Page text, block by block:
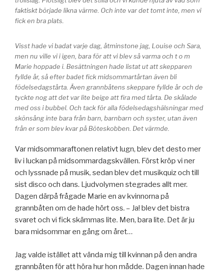
faktiskt började likna värme. Och inte var det tomt inte, men vi
fick en bra plats.
Visst hade vi badat varje dag, åtminstone jag, Louise och Sara,
men nu ville vi i igen, bara för att vi blev så varma och t o m
Marie hoppade i. Besättningen hade listat ut att skepparen
fyllde år, så efter badet fick midsommartårtan även bli
födelsedagstårta. Även grannbåtens skeppare fyllde år och de
tyckte nog att det var lite beige att fira med tårta. De skålade
med oss i bubbel. Och tack för alla födelsedagshälsningar med
skönsång inte bara från barn, barnbarn och syster, utan även
från er som blev kvar på Böteskobben. Det värmde.
Var midsommaraftonen relativt lugn, blev det desto mer
liv i luckan på midsommardagskvällen. Först kröp vi ner
och lyssnade på musik, sedan blev det musikquiz och till
sist disco och dans. Ljudvolymen stegrades allt mer.
Dagen därpå frågade Marie en av kvinnorna på
grannbåten om de hade hört oss. – Ja! blev det bistra
svaret och vi fick skämmas lite. Men, bara lite. Det är ju
bara midsommar en gång om året…
Jag valde istället att vända mig till kvinnan på den andra
grannbåten för att höra hur hon mådde. Dagen innan hade